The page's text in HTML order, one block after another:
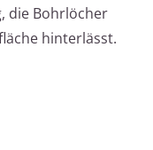
die Bohrlöcher
hinterlässt.